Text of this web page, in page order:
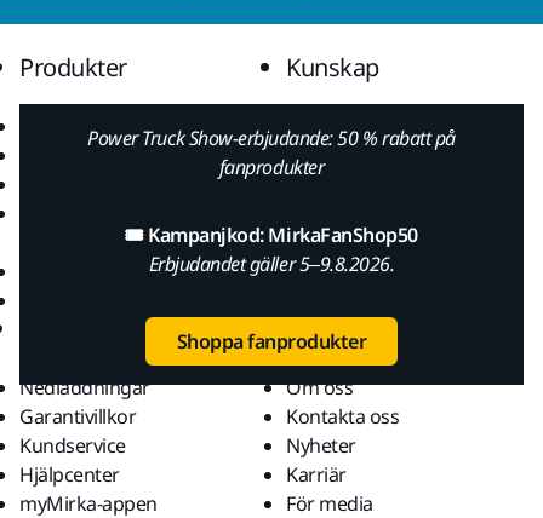
Power Truck Show-erbjudande: 50 % rabatt på
fanprodukter
🎟️ Kampanjkod: MirkaFanShop50
Erbjudandet gäller 5–9.8.2026.
Shoppa fanprodukter
Produkter
Maskiner
Dammfri slipning
förbrukningsvaror
Superabrasives
Kunskap
Branscher
Applikationer
Lösningar
Nedladdningar
Garantivillkor
Kundservice
Hjälpcenter
myMirka-appen
Företag
Om oss
Kontakta oss
Nyheter
Karriär
För media